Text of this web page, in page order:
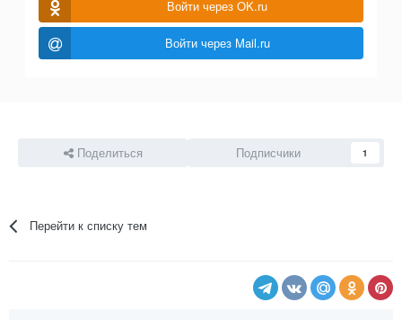
Войти через OK.ru
Войти через Mail.ru
Поделиться Подписчики 1
Перейти к списку тем